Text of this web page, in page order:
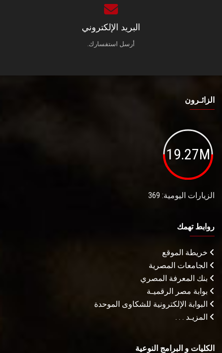
البريد الإلكتروني
أرسل استفسارك.
الزائـرون
19.27M
الزيارات اليومية: 369
روابط تهمك
خريطة الموقع
الجامعات المصرية
بنك المعرفة المصري
بوابة مصر الرقميـة
البوابة الإلكترونية للشكاوى الموحدة
المزيـد . . .
الكليات و البرامج النوعية